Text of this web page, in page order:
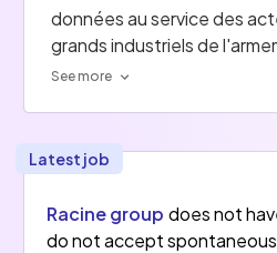
données au service des
grands industriels de
See more
Latest job
Racine group does not
do not accept